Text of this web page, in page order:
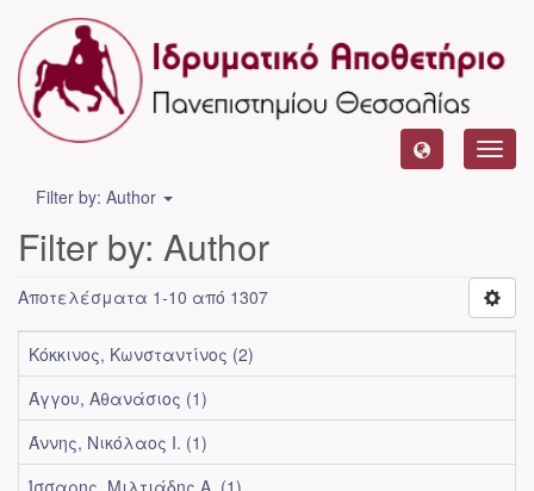
Filter by: Author
Filter by: Author
Αποτελέσματα 1-10 από 1307
Κόκκινος, Κωνσταντίνος (2)
Άγγου, Αθανάσιος (1)
Άννης, Νικόλαος Ι. (1)
Ίσσαρης, Μιλτιάδης Α. (1)